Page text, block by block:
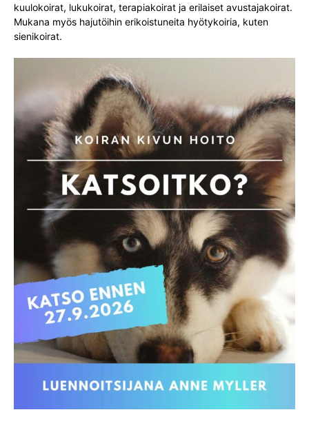
kuulokoirat, lukukoirat, terapiakoirat ja erilaiset avustajakoirat.
Mukana myös hajutöihin erikoistuneita hyötykoiria, kuten
sienikoirat.